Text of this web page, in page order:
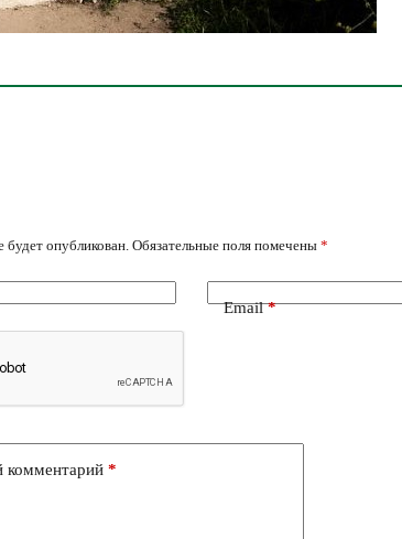
опубликован. Обязательные поля помечены *
Email*
комментарий *